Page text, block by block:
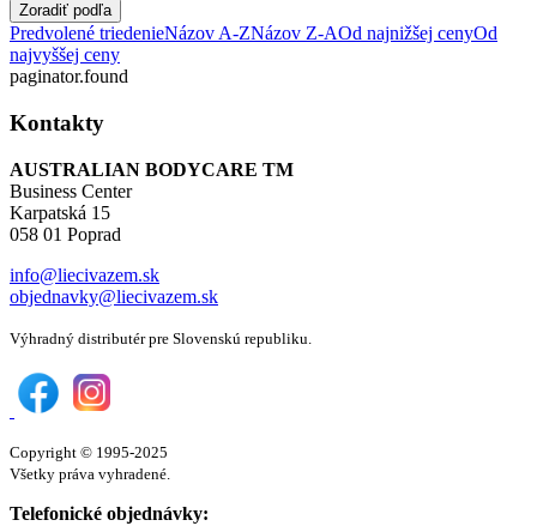
Zoradiť podľa
Predvolené triedenieNázov A-ZNázov Z-AOd najnižšej cenyOd
najvyššej ceny
paginator.found
Kontakty
AUSTRALIAN BODYCARE TM
Business Center
Karpatská 15
058 01 Poprad
info@liecivazem.sk
objednavky@liecivazem.sk
Výhradný distributér pre Slovenskú republiku.
Copyright © 1995-2025
Všetky práva vyhradené.
Telefonické objednávky: